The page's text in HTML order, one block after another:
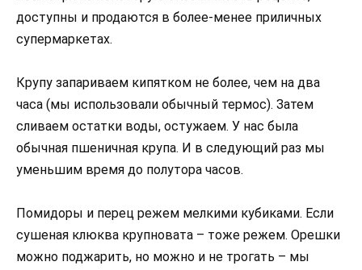
доступны и продаются в более-менее приличных
супермаркетах.
Крупу запариваем кипятком не более, чем на два
часа (мы использовали обычный термос). Затем
сливаем остатки воды, остужаем. У нас была
обычная пшеничная крупа. И в следующий раз мы
уменьшим время до полутора часов.
Помидоры и перец режем мелкими кубиками. Если
сушеная клюква крупновата – тоже режем. Орешки
можно поджарить, но можно и не трогать – мы